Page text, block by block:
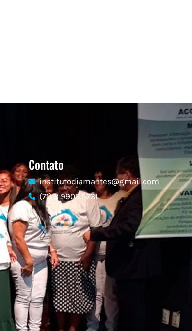
Contato
institutodiamantes@gmail.com
(71) 9 9906.5731